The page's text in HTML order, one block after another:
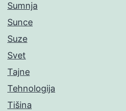
Sumnja
Sunce
Suze
Svet
Tajne
Tehnologija
Tišina